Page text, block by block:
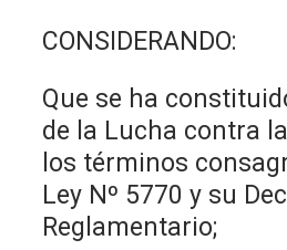
CONSIDERANDO:
Que se ha
de la Lucha contra
los términos
Ley Nº 5770 y su
Reglamentario;